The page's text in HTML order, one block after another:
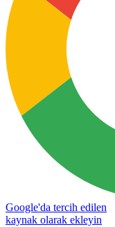
Google'da tercih edilen
kaynak olarak ekleyin